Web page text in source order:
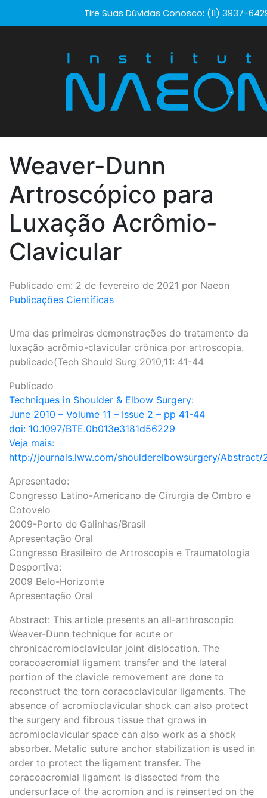
Tire Suas Dúvidas Conosco: (11) 3937-
Weaver-Dunn
Artroscópico para
Luxação Acrômio-
Clavicular
Publicado em: 2 de fevereiro de 2021 por Naeon
Publicações Científicas
Uma das primeiras demonstrações do tratamento da
luxação acrômio-clavicular crônica por artroscopia.
publicado(Tech Should Surg 2010;11: 41-44
Publicado
Techniques in Shoulder & Elbow Surgery:
June 2010 – Volume 11 – Issue 2 – pp 41-44
doi: 10.1097/BTE.0b013e3181d56229
Veja mais:
http://journals.lww.com/shoulderelbowsurgery/Abstract/
Apresentado:
Congresso Latino-Americano de Cirurgia de Ombro e
Cotovelo
2009-Porto de Galinhas/Brasil
Apresentação Oral
Congresso Brasileiro de Artroscopia e Traumatologia
Desportiva:
2009 Belo-Horizonte
Apresentação Oral
Abstract: This article presents an all-arthroscopic
Weaver-Dunn technique for acute or
chronicacromioclavicular joint dislocation. The
coracoacromial ligament transfer and the lateral
portion of the clavicle removement are done to
reconstruct the torn coracoclavicular ligaments. The
absence of acromioclavicular shock can also protect
the surgery and fibrous tissue that grows in
acromioclavicular space can also work as a shock
absorber. Metalic suture anchor stabilization is used in
order to protect the ligament transfer. The
coracoacromial ligament is dissected from the
undersurface of the acromion and is reinserted on the